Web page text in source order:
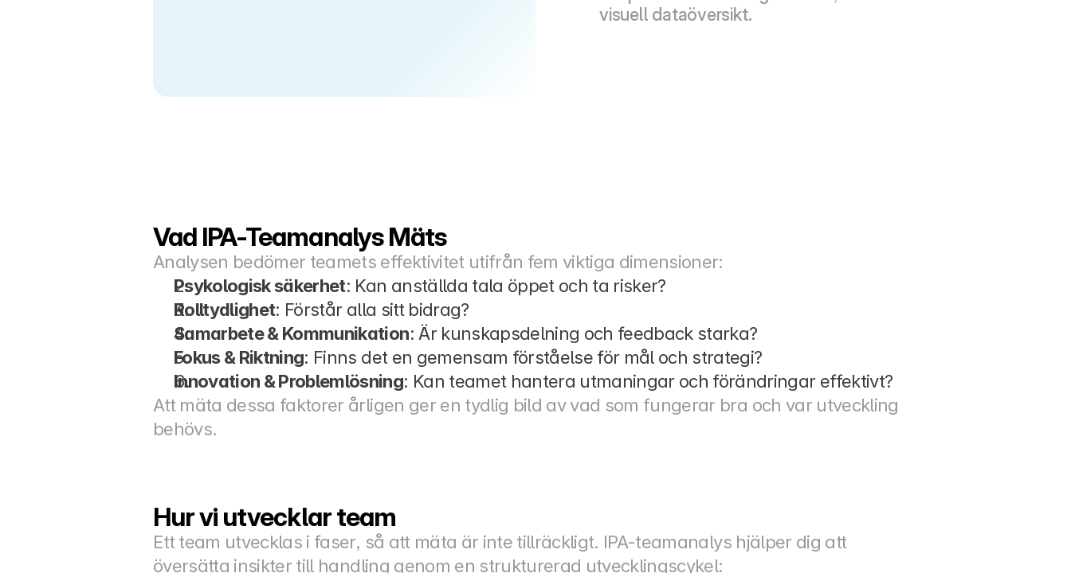
visuell dataöversikt.
Vad IPA-Teamanalys Mäts
Analysen bedömer teamets effektivitet utifrån fem viktiga dimensioner:
Psykologisk säkerhet: Kan anställda tala öppet och ta risker?
Rolltydlighet: Förstår alla sitt bidrag?
Samarbete & Kommunikation: Är kunskapsdelning och feedback starka?
Fokus & Riktning: Finns det en gemensam förståelse för mål och strategi?
Innovation & Problemlösning: Kan teamet hantera utmaningar och förändringar effektivt?
Att mäta dessa faktorer årligen ger en tydlig bild av vad som fungerar bra och var utveckling
behövs.
Hur vi utvecklar team
Ett team utvecklas i faser, så att mäta är inte tillräckligt. IPA-teamanalys hjälper dig att
översätta insikter till handling genom en strukturerad utvecklingscykel: